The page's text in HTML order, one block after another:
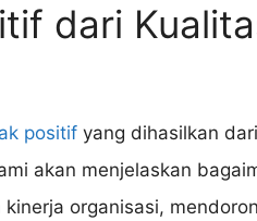
dari
positif yang dihasilkan
akan menjelaskan
kinerja organisasi,